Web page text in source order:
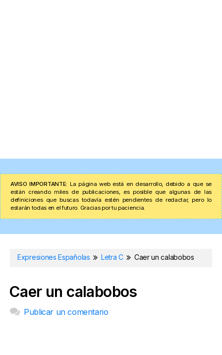
AVISO IMPORTANTE: La página web está en desarrollo, debido a que se
están creando miles de publicaciones, es posible que algunas de las
definiciones que buscas todavía estén pendientes de redactar, pero lo
estarán todas en el futuro. Gracias por tu paciencia.
Expresiones Españolas Letra C Caer un calabobos
Caer un calabobos
Publicar un comentario